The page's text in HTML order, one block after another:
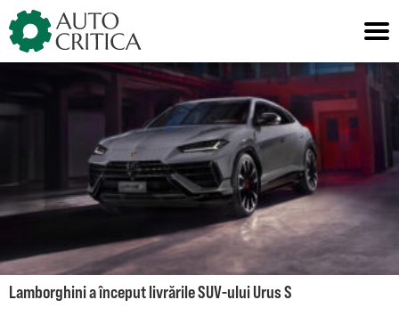
Skip
to
content
Lamborghini a început livrările SUV-ului Urus S